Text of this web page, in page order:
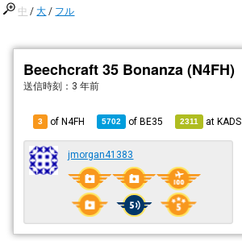
中 /大 / フル
Beechcraft 35 Bonanza (N4FH)
送信時刻： 3 年前
3 of N4FH 5702 ofBE35 2311 atKADS
jmorgan41383